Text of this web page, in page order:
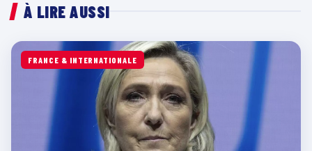
À LIRE AUSSI
FRANCE & INTERNATIONALE